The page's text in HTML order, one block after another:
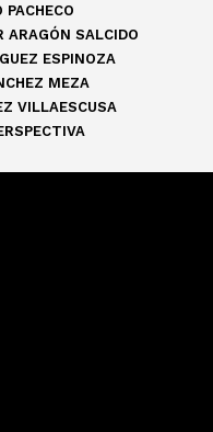
ARAGÓN SALCIDO
ESPINOZA
MEZA
VILLAESCUSA